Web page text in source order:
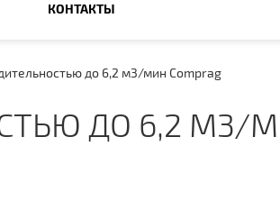
КОНТАКТЫ
до 6,2 м3/мин Comprag
ДО 6,2 М3/